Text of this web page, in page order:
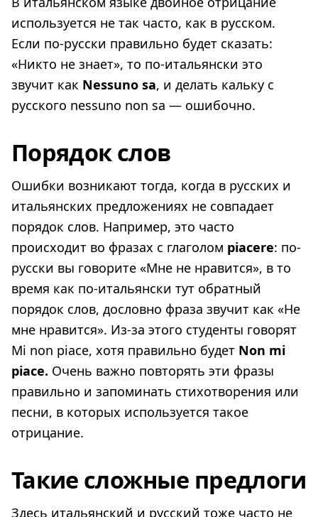
используется не так часто, как в русском.
Если по-русски правильно будет сказать:
«Никто не знает», то по-итальянски это
звучит как Nessuno sa, и делать кальку с
русского nessuno non sa — ошибочно.
Порядок слов
Ошибки возникают тогда, когда в русских и
итальянских предложениях не совпадает
порядок слов. Например, это часто
происходит во фразах с глаголом piacere: по-
русски вы говорите «Мне не нравится», в то
время как по-итальянски тут обратный
порядок слов, дословно фраза звучит как «Не
мне нравится». Из-за этого студенты говорят
Mi non piace, хотя правильно будет Non mi
piace. Очень важно повторять эти фразы
правильно и запоминать cтихотворения или
песни, в которых используется такое
отрицание.
Такие сложные предлоги
Здесь итальянский и русский тоже часто не